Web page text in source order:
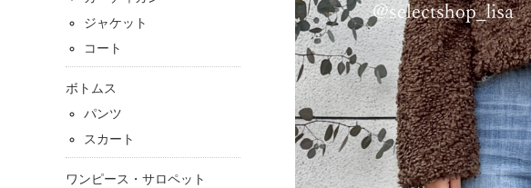
ジャケット
コート
ボトムス
パンツ
スカート
ワンピース・サロペット